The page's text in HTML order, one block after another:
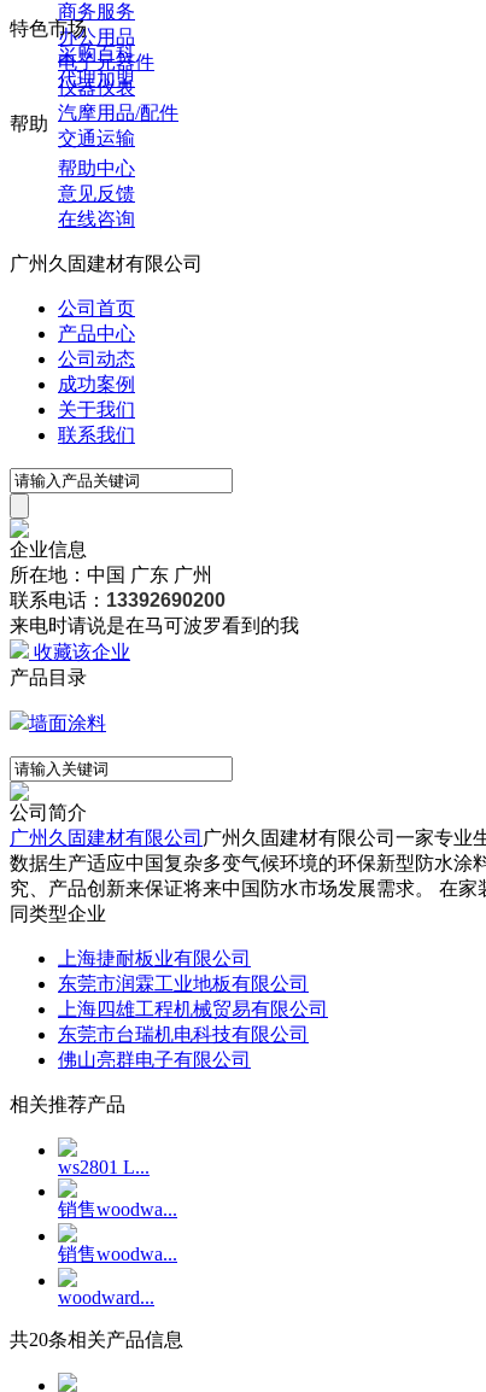
商务服务
办公用品
电子元器件
仪器仪表
汽摩用品/配件
交通运输
特色市场
采购百科
代理加盟
帮助
帮助中心
意见反馈
在线咨询
广州久固建材有限公司
公司首页
产品中心
公司动态
成功案例
关于我们
联系我们
企业信息
所在地：中国 广东 广州
联系电话： 13392690200
来电时请说是在马可波罗看到的我
收藏该企业
产品目录
墙面涂料
公司简介
广州久固建材有限公司 广州久固建材有限公司一家专业
数据生产适应中国复杂多变气候环境的环保新型防水
究、产品创新来保证将来中国防水市场发展需求。 在
同类型企业
上海捷耐板业有限公司
东莞市润霖工业地板有限公司
上海四雄工程机械贸易有限公司
东莞市台瑞机电科技有限公司
佛山亮群电子有限公司
相关推荐产品
ws2801 L...
销售woodwa...
销售woodwa...
woodward...
共20条相关产品信息